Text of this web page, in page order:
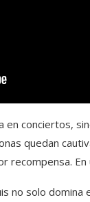
en conciertos,
quedan
recompensa.
no solo